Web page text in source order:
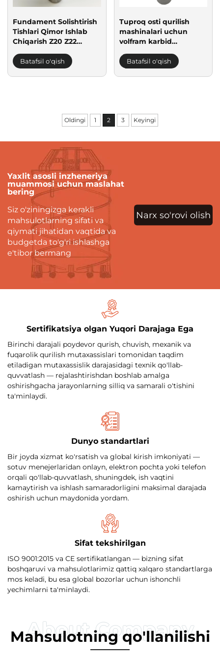
Fundament Solishtirish
Tishlari Qimor Ishlab
Chiqarish Z20 Z22
Batafsil o'qish
Tuproq osti qurilish
mashinalari uchun
volfram karbid
Batafsil o'qish
Oldingi 1 2 3 Keyingi
Yaxlit asosli inzheneriya
muammosi uchun maslahat
bering
Siz o'ziningizga kerakli
mahsulotlarning sifati va
qiymati jihatidan vaqtida va
budgetda to'g'ri ishlashga
e'tibor bermang
Narx so'rovi olish
Sertifikatsiya olgan Yuqori Darajaga Ega
Birinchi darajali poydevor qurish, chuvish, mexanik va
fuqarolik qurilish mutaxassislari tomonidan taqdim
etiladigan mutaxassislik darajasidagi texnik qo'llab-
quvvatlash — rejalashtirishdan boshlab amalga
oshirishgacha jarayonlarning silliq va samarali o'tishini
ta'minlaydi.
Dunyo standartlari
Bir joyda xizmat ko'rsatish va global kirish imkoniyati —
sotuv menejerlaridan onlayn, elektron pochta yoki telefon
orqali qo'llab-quvvatlash, shuningdek, ish vaqtini
kamaytirish va ishlash samaradorligini maksimal darajada
oshirish uchun maydonida yordam.
Sifat tekshirilgan
ISO 9001:2015 va CE sertifikatlangan — bizning sifat
boshqaruvi va mahsulotlarimiz qattiq xalqaro standartlarga
mos keladi, bu esa global bozorlar uchun ishonchli
yechimlarni ta'minlaydi.
Mahsulotning qo'llanilishi